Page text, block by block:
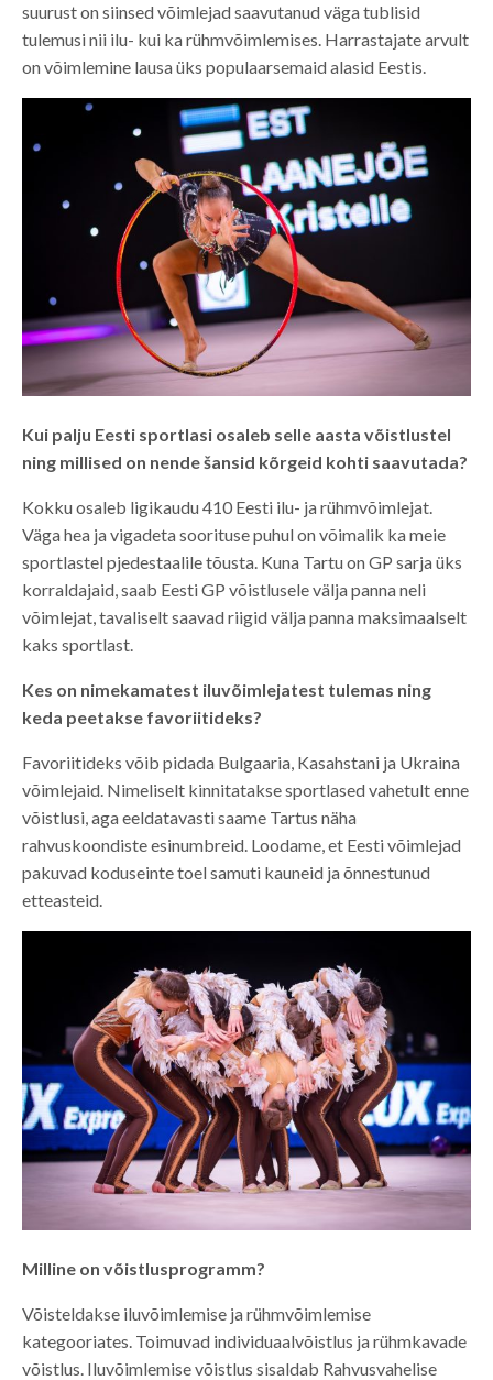
suurust on siinsed võimlejad saavutanud väga tublisid
tulemusi nii ilu- kui ka rühmvõimlemises. Harrastajate arvult
on võimlemine lausa üks populaarsemaid alasid Eestis.
Kui palju Eesti sportlasi osaleb selle aasta võistlustel
ning millised on nende šansid kõrgeid kohti saavutada?
Kokku osaleb ligikaudu 410 Eesti ilu- ja rühmvõimlejat.
Väga hea ja vigadeta soorituse puhul on võimalik ka meie
sportlastel pjedestaalile tõusta. Kuna Tartu on GP sarja üks
korraldajaid, saab Eesti GP võistlusele välja panna neli
võimlejat, tavaliselt saavad riigid välja panna maksimaalselt
kaks sportlast.
Kes on nimekamatest iluvõimlejatest tulemas ning
keda peetakse favoriitideks?
Favoriitideks võib pidada Bulgaaria, Kasahstani ja Ukraina
võimlejaid. Nimeliselt kinnitatakse sportlased vahetult enne
võistlusi, aga eeldatavasti saame Tartus näha
rahvuskoondiste esinumbreid. Loodame, et Eesti võimlejad
pakuvad koduseinte toel samuti kauneid ja õnnestunud
etteasteid.
Milline on võistlusprogramm?
Võisteldakse iluvõimlemise ja rühmvõimlemise
kategooriates. Toimuvad individuaalvõistlus ja rühmkavade
võistlus. Iluvõimlemise võistlus sisaldab Rahvusvahelise